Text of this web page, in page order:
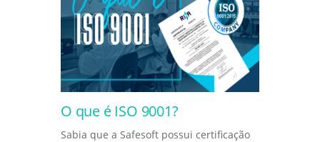
O que é ISO 9001?
Sabia que a Safesoft possui certificação